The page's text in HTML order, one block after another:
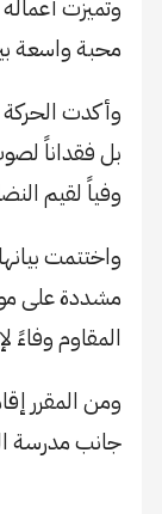
وتميزت
محبة واسعة
وأكدت
بل فقداناً
وفياً لقيم
واختتمت
مشددة على
المقاوم وفاءً
ومن المقرر
جانب مدرسة